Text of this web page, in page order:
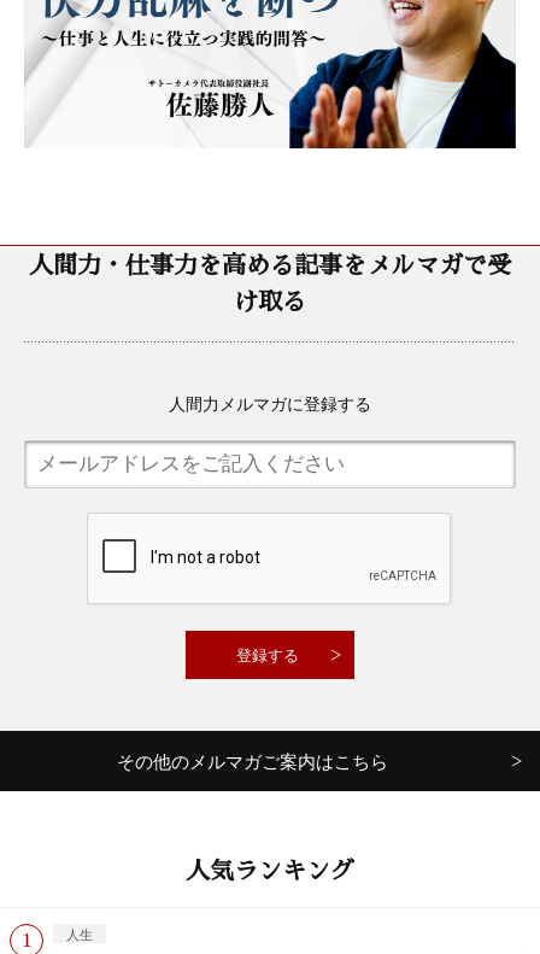
人間力・仕事力を高める記事をメルマガで受
け取る
人間力メルマガに登録する
その他のメルマガご案内はこちら
人気ランキング
人生